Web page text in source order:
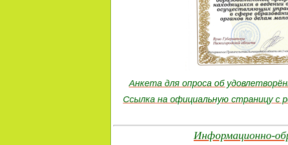
Анкета для опроса об
Ссылка на официальную страницу с
Информационно-